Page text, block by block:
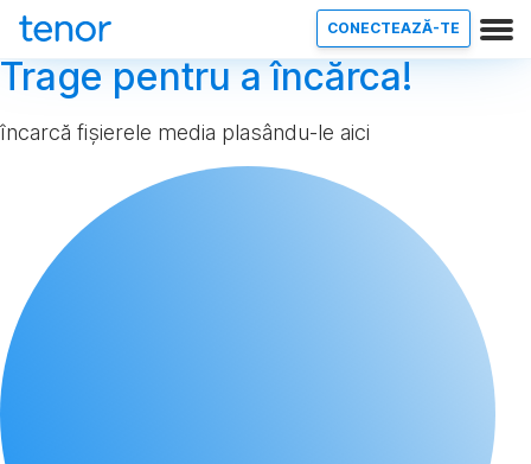
CONECTEAZĂ-TE
Trage pentru a încărca!
încarcă fișierele media plasându-le aici